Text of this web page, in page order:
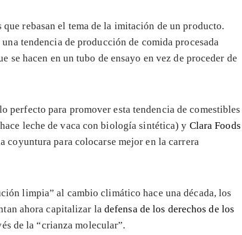
rebasan el tema de la imitación de un producto.
una tendencia de producción de comida procesada
se hacen en un tubo de ensayo en vez de proceder de
perfecto para promover esta tendencia de comestibles
leche de vaca con biología sintética) y Clara Foods
coyuntura para colocarse mejor en la carrera
limpia” al cambio climático hace una década, los
ahora capitalizar la defensa de los derechos de los
de la “crianza molecular”.